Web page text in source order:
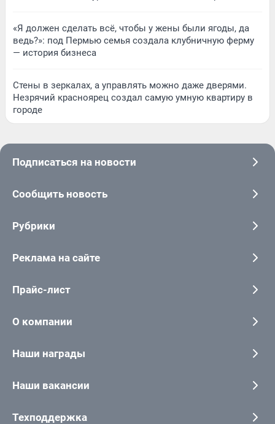
«Я должен сделать всё, чтобы у жены были ягоды, да
ведь?»: под Пермью семья создала клубничную ферму
— история бизнеса
Стены в зеркалах, а управлять можно даже дверями.
Незрячий красноярец создал самую умную квартиру в
городе
Подписаться на новости
Сообщить новость
Рубрики
Реклама на сайте
Прайс-лист
О компании
Наши награды
Наши вакансии
Техподдержка